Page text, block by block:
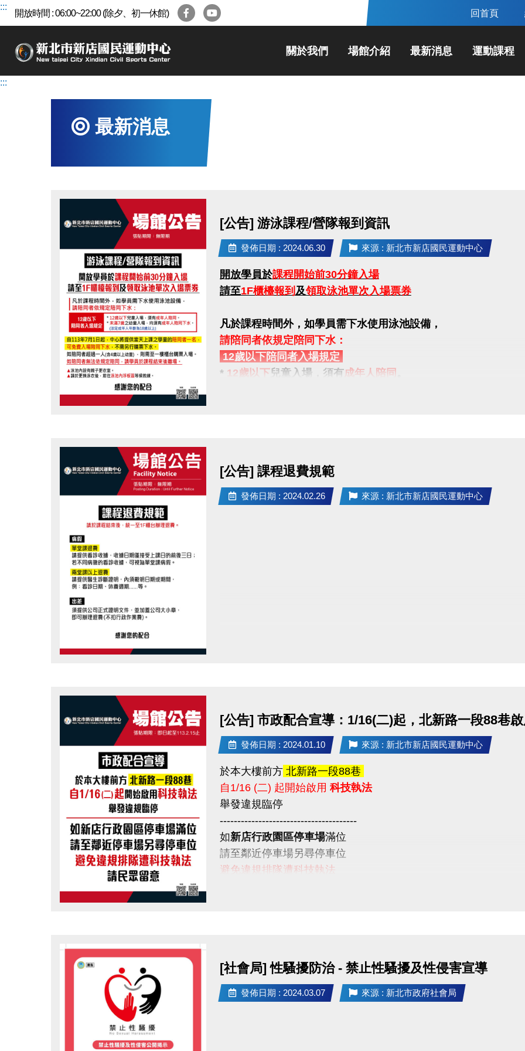
跳
區
:::
開放時間 : 06:00~22:00 (除夕、初一休館) 回首頁
關於我們 場館介紹 最新消息 運動課程
:::
最新消息
[公告] 游泳課程/營隊報到資訊
發佈日期 : 2024.06.30 來源 : 新北市新店國民運動中心
開放學員於課程開始前30分鐘入場
請至1F櫃檯報到 及領取泳池單次入場票券
凡於課程時間外，如學員需下水使用泳池設備，
請陪同者依規定陪同下水：
12歲以下陪同者入場規定
* 12歲以下兒童入場，須有成年人陪同
如陪同者無法依規定陪同，請學員於課程結束後離場。
▲泳池內設有親子更衣室。
[公告] 課程退費規範
發佈日期 : 2024.02.26 來源 : 新北市新店國民運動中心
[公告] 市政配合宣導：1/16(二)起，北新路一段88巷
發佈日期 : 2024.01.10 來源 : 新北市新店國民運動中心
於本大樓前方北新路一段88巷
自1/16 (二) 起開始啟用 科技執法
舉發違規臨停
---------------------------------------
如新店行政園區停車場滿位
請至鄰近停車場另尋停車位
避免違規排隊遭科技執法
[社會局] 性騷擾防治 - 禁止性騷擾及性侵害宣導
發佈日期 : 2024.03.07 來源 : 新北市政府社會局